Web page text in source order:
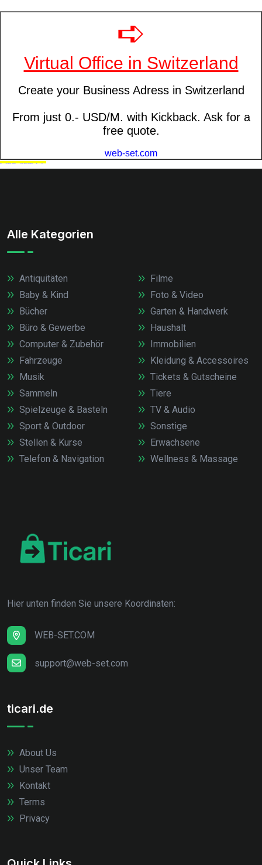
Alle Kategorien
Antiquitäten
Baby & Kind
Bücher
Büro & Gewerbe
Computer & Zubehör
Fahrzeuge
Filme
Foto & Video
Garten & Handwerk
Haushalt
Immobilien
Kleidung & Accessoires
Musik
Sammeln
Spielzeuge & Basteln
Sport & Outdoor
Stellen & Kurse
Telefon & Navigation
Tickets & Gutscheine
Tiere
TV & Audio
Sonstige
Erwachsene
Wellness & Massage
Hier unten finden Sie unsere Koordinaten:
WEB-SET.COM
support@web-set.com
ticari.de
About Us
Unser Team
Kontakt
Terms
Privacy